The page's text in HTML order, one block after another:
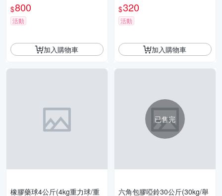
練/胸肌)
$800
活動
加入購物車
訓練/沙袋/台灣製/GetSport)
$320
活動
加入購物車
橡膠藥球4公斤(4kg重力球/重
已售完
六角包膠啞鈴30公斤(30kg/舉